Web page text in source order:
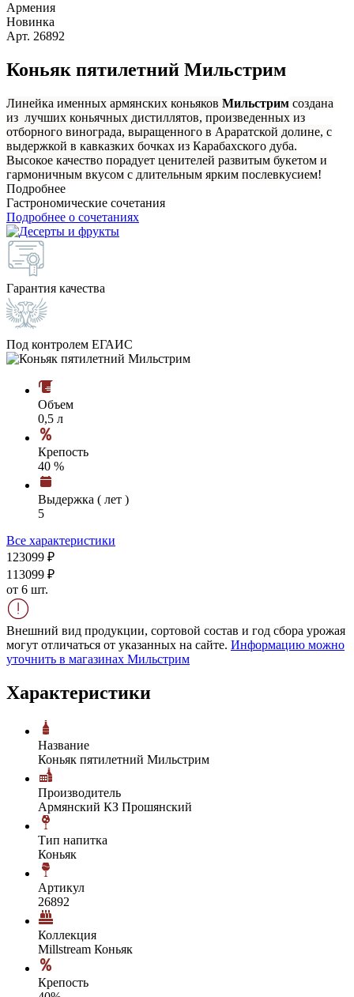
Армения
Новинка
Арт. 26892
Коньяк пятилетний Мильстрим
Линейка именных армянских коньяков Мильстрим создана
из лучших коньячных дистиллятов, произведенных из
отборного винограда, выращенного в Араратской долине, с
выдержкой в кавказких бочках из Карабахского дуба.
Высокое качество порадует ценителей развитым букетом и
гармоничным вкусом с длительным ярким послевкусием!
Подробнее
Гастрономические сочетания
Подробнее о сочетаниях
Гарантия качества
Под контролем ЕГАИС
Объем
0,5 л
Крепость
40 %
Выдержка ( лет )
5
Все характеристики
123099 ₽
113099 ₽
от 6 шт.
Внешний вид продукции, сортовой состав и год сбора урожая
могут отличаться от указанных на сайте. Информацию можно
уточнить в магазинах Мильстрим
Характеристики
Название
Коньяк пятилетний Мильстрим
Производитель
Армянский КЗ Прошянский
Тип напитка
Коньяк
Артикул
26892
Коллекция
Millstream Коньяк
Крепость